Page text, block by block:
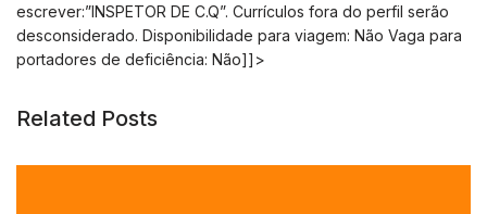
escrever:”INSPETOR DE C.Q”. Currículos fora do perfil serão
desconsiderado. Disponibilidade para viagem: Não Vaga para
portadores de deficiência: Não]]>
Related Posts